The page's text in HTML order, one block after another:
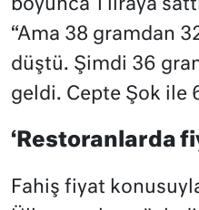
boyunca 1 liraya
“Ama 38 gramdan
düştü. Şimdi 36
geldi. Cepte Şok ile
‘Restoranlarda
Fahiş fiyat